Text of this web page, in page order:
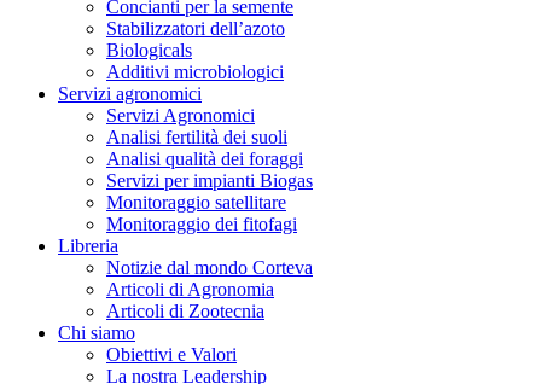
Concianti per la semente
Stabilizzatori dell’azoto
Biologicals
Additivi microbiologici
Servizi agronomici
Servizi Agronomici
Analisi fertilità dei suoli
Analisi qualità dei foraggi
Servizi per impianti Biogas
Monitoraggio satellitare
Monitoraggio dei fitofagi
Libreria
Notizie dal mondo Corteva
Articoli di Agronomia
Articoli di Zootecnia
Chi siamo
Obiettivi e Valori
La nostra Leadership